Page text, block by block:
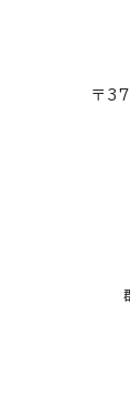
〒